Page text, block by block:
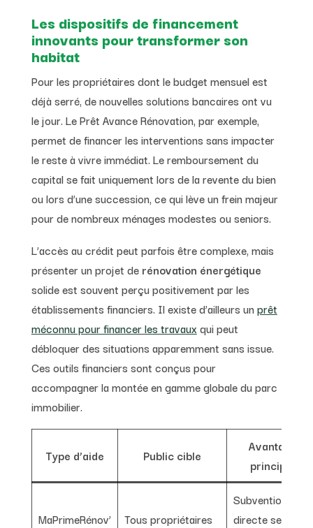
Les dispositifs de financement
innovants pour transformer son
habitat
Pour les propriétaires dont le budget mensuel est
déjà serré, de nouvelles solutions bancaires ont vu
le jour. Le Prêt Avance Rénovation, par exemple,
permet de financer les interventions sans impacter
le reste à vivre immédiat. Le remboursement du
capital se fait uniquement lors de la revente du bien
ou lors d’une succession, ce qui lève un frein majeur
pour de nombreux ménages modestes ou seniors.
L’accès au crédit peut parfois être complexe, mais
présenter un projet de rénovation énergétique
solide est souvent perçu positivement par les
établissements financiers. Il existe d’ailleurs un prêt
méconnu pour financer les travaux qui peut
débloquer des situations apparemment sans issue.
Ces outils financiers sont conçus pour
accompagner la montée en gamme globale du parc
immobilier.
Type d’aide Public cible
Avantage
principal
MaPrimeRénov’ Tous propriétaires
Subvention
directe selon